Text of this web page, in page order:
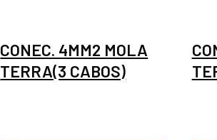
CONEC. 4MM2 MOLA
TERRA(3 CABOS)